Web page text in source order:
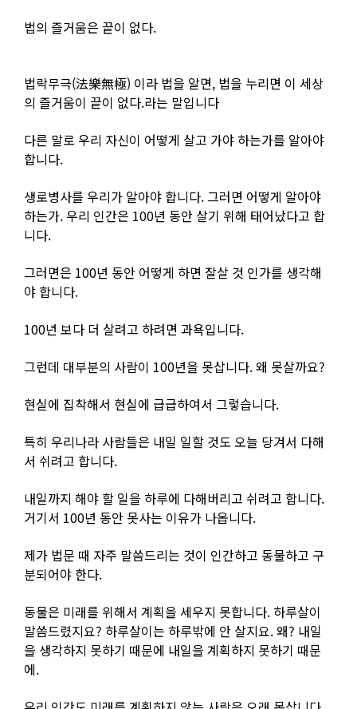
법의 즐거움은 끝이 없다.
법락무극(法樂無極) 이라 법을 알면, 법을 누리면 이 세상
의 즐거움이 끝이 없다.라는 말입니다
다른 말로 우리 자신이 어떻게 살고 가야 하는가를 알아야
합니다.
생로병사를 우리가 알아야 합니다. 그러면 어떻게 알아야
하는가. 우리 인간은 100년 동안 살기 위해 태어났다고 합
니다.
그러면은 100년 동안 어떻게 하면 잘살 것 인가를 생각해
야 합니다.
100년 보다 더 살려고 하려면 과욕입니다.
그런데 대부분의 사람이 100년을 못삽니다. 왜 못살까요?
현실에 집착해서 현실에 급급하여서 그렇습니다.
특히 우리나라 사람들은 내일 일할 것도 오늘 당겨서 다해
서 쉬려고 합니다.
내일까지 해야 할 일을 하루에 다해버리고 쉬려고 합니다.
거기서 100년 동안 못사는 이유가 나옵니다.
제가 법문 때 자주 말씀드리는 것이 인간하고 동물하고 구
분되어야 한다.
동물은 미래를 위해서 계획을 세우지 못합니다. 하루살이
말씀드렸지요? 하루살이는 하루밖에 안 살지요. 왜? 내일
을 생각하지 못하기 때문에 내일을 계획하지 못하기 때문
에.